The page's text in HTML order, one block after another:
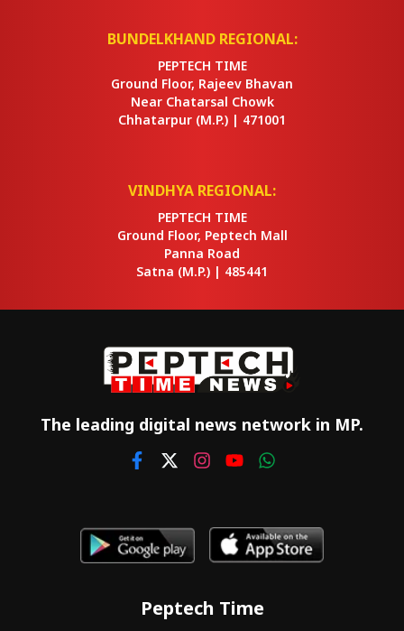
BUNDELKHAND REGIONAL:
PEPTECH TIME
Ground Floor, Rajeev Bhavan
Near Chatarsal Chowk
Chhatarpur (M.P.) | 471001
VINDHYA REGIONAL:
PEPTECH TIME
Ground Floor, Peptech Mall
Panna Road
Satna (M.P.) | 485441
The leading digital news network in MP.
Peptech Time